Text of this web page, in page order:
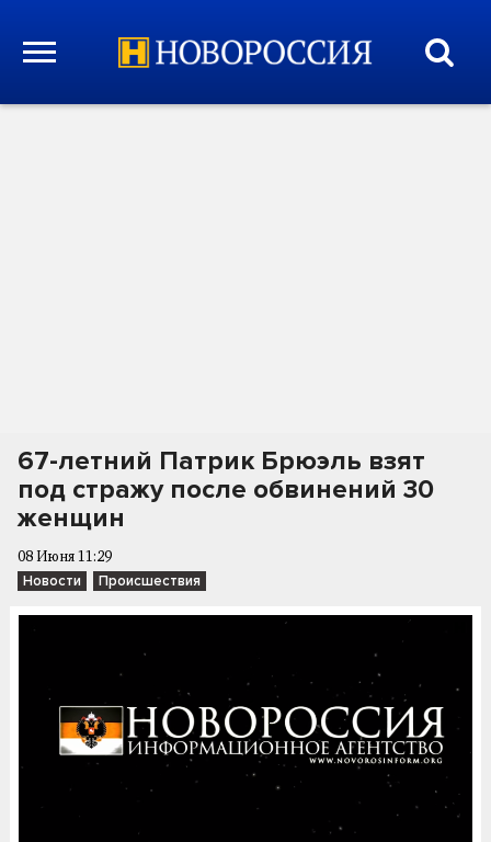
67-летний Патрик Брюэль взят
под стражу после обвинений 30
женщин
08 Июня 11:29
Новости Происшествия